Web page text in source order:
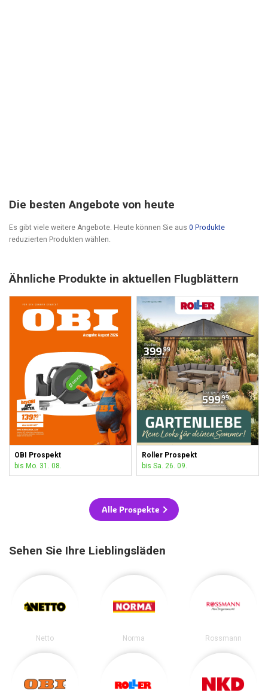
Die besten Angebote von heute
Es gibt viele weitere Angebote. Heute können Sie aus 0 Produkte
reduzierten Produkten wählen.
Ähnliche Produkte in aktuellen Flugblättern
OBI Prospekt
bis Mo. 31. 08.
Roller Prospekt
bis Sa. 26. 09.
Alle Prospekte
Sehen Sie Ihre Lieblingsläden
Netto Norma Rossmann